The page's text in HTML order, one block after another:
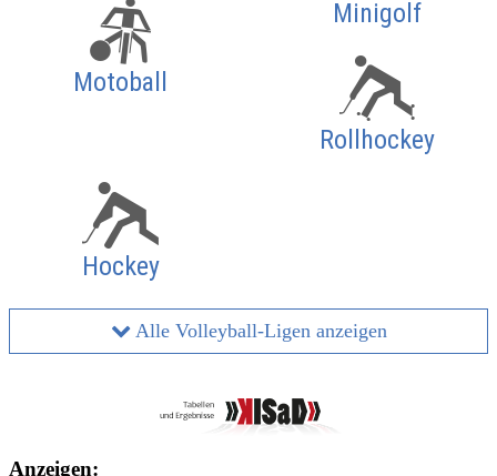
Motoball
Minigolf
Rollhockey
Hockey
Alle Volleyball-Ligen anzeigen
Anzeigen: